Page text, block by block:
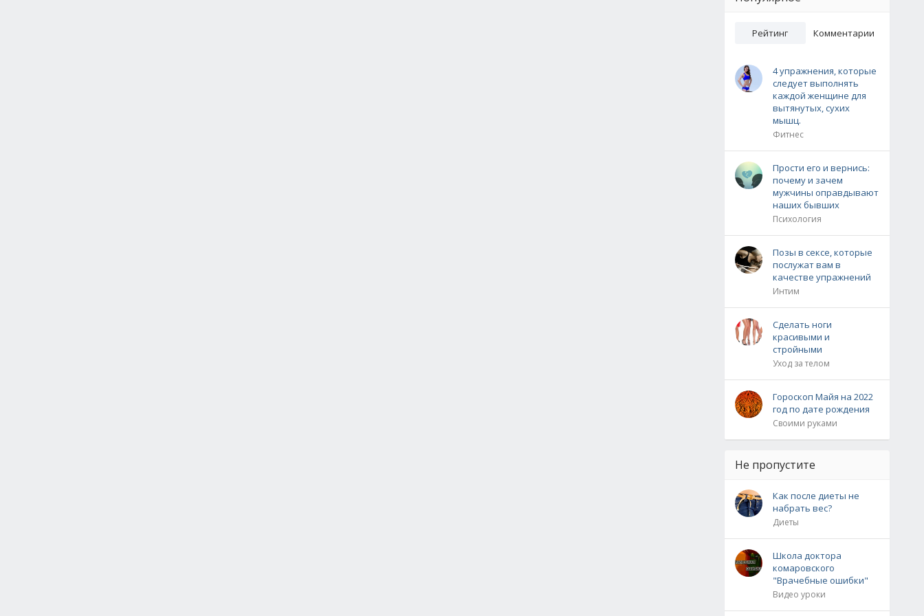
Рейтинг Комментарии
4 упражнения, которые
следует выполнять
каждой женщине для
вытянутых, сухих
мышц.
Фитнес
Прости его и вернись:
почему и зачем
мужчины оправдывают
наших бывших
Психология
Позы в сексе, которые
послужат вам в
качестве упражнений
Интим
Сделать ноги
красивыми и
стройными
Уход за телом
Гороскоп Майя на 2022
год по дате рождения
Своими руками
Не пропустите
Как после диеты не
набрать вес?
Диеты
Школа доктора
комаровского
"Врачебные ошибки"
Видео уроки